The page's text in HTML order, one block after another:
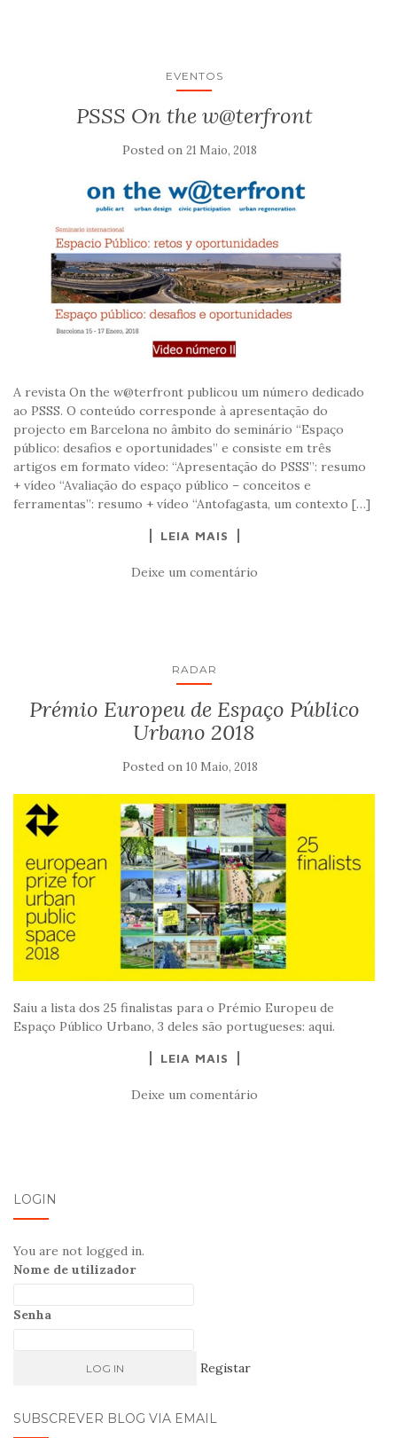
EVENTOS
PSSS On the w@terfront
Posted on 21 Maio, 2018
A revista On the w@terfront publicou um número dedicado
ao PSSS. O conteúdo corresponde à apresentação do
projecto em Barcelona no âmbito do seminário “Espaço
público: desafios e oportunidades” e consiste em três
artigos em formato vídeo: “Apresentação do PSSS”: resumo
+ vídeo “Avaliação do espaço público – conceitos e
ferramentas”: resumo + vídeo “Antofagasta, um contexto […]
LEIA MAIS
Deixe um comentário
RADAR
Prémio Europeu de Espaço Público
Urbano 2018
Posted on 10 Maio, 2018
Saiu a lista dos 25 finalistas para o Prémio Europeu de
Espaço Público Urbano, 3 deles são portugueses: aqui.
LEIA MAIS
Deixe um comentário
LOGIN
You are not logged in.
Nome de utilizador
Senha
Registar
SUBSCREVER BLOG VIA EMAIL